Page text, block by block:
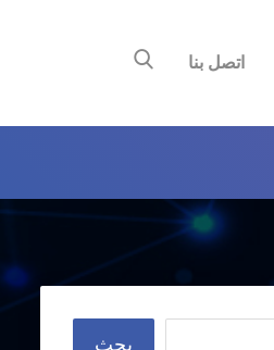
اتصل بنا